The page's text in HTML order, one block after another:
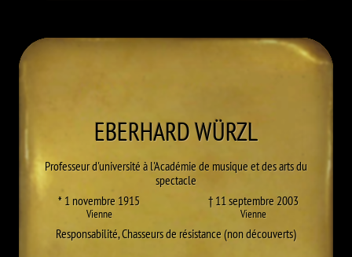
EBERHARDWÜRZL
Professeur d'université à l'Académie de musique et des arts du
spectacle
* 1 novembre 1915
Vienne
† 11 septembre 2003
Vienne
Responsabilité,Chasseurs de résistance (non découverts)